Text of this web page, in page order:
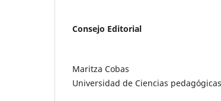
Consejo Editorial
Maritza Cobas
Universidad de Ciencias